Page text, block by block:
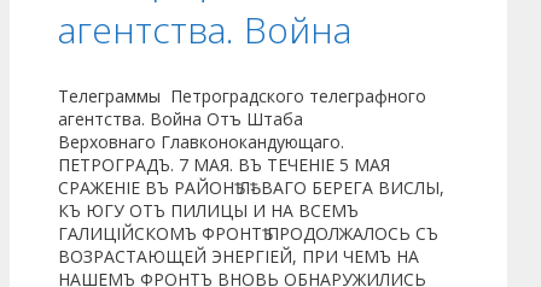
агентства. Война
Телеграммы Петроградского телеграфного
агентства. Война Отъ Штаба
Верховнаго Главконокандующаго.
ПЕТРОГРАДЪ. 7 МАЯ. ВЪ ТЕЧЕНІЕ 5 МАЯ
СРАЖЕНІЕ ВЪ РАЙОНѢ ЛѢ- ВАГО БЕРЕГА ВИСЛЫ,
КЪ ЮГУ ОТЪ ПИЛИЦЫ И НА ВСЕМЪ
ГАЛИЦІЙСКОМЪ ФРОНТѢ ПРОДОЛЖАЛОСЬ СЪ
ВОЗРАСТАЮЩЕЙ ЭНЕРГІЕЙ, ПРИ ЧЕМЪ НА
НАШЕМЪ ФРОНТЪ ВНОВЬ ОБНАРУЖИЛИСЬ